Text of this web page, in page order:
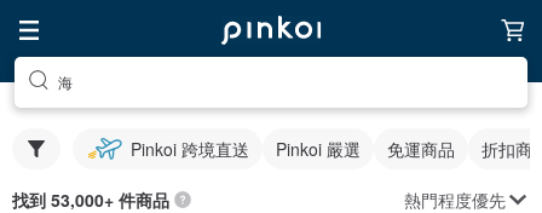
海
Pinkoi 跨境直送 Pinkoi 嚴選 免運商品 折扣商
找到 53,000+ 件商品 熱門程度優先